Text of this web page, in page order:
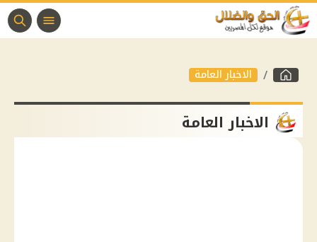
الاخبار العامة
الاخبار العامة